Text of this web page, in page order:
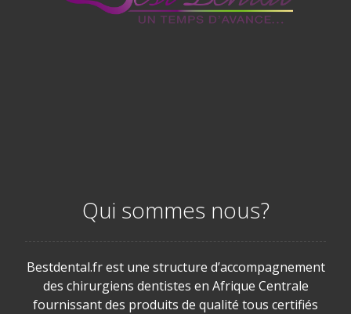
Qui sommes nous?
Bestdental.fr est une structure d’accompagnement
des chirurgiens dentistes en Afrique Centrale
fournissant des produits de qualité tous certifiés